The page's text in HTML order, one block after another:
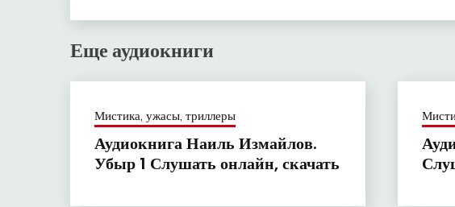
Еще аудиокниги
Мистика, ужасы, триллеры
Аудиокнига Наиль Измайлов.
Убыр 1 Слушать онлайн, скачать